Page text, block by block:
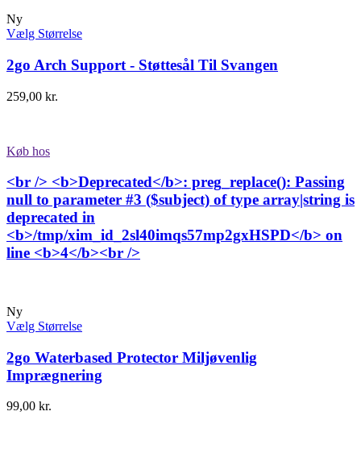
Ny
Vælg Størrelse
2go Arch Support - Støttesål Til Svangen
259,00 kr.
Køb hos
<br /> <b>Deprecated</b>: preg_replace(): Passing
null to parameter #3 ($subject) of type array|string is
deprecated in
<b>/tmp/xim_id_2sl40imqs57mp2gxHSPD</b> on
line <b>4</b><br />
Ny
Vælg Størrelse
2go Waterbased Protector Miljøvenlig
Imprægnering
99,00 kr.